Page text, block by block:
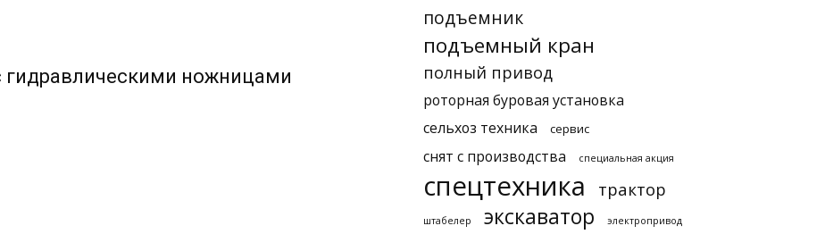
гидравлическими ножницами
подъемник
подъемный кран
полный привод
роторная буровая установка
сельхоз техника
сервис
снят с производства специальная акция
спецтехника трактор
штабелер экскаватор электропривод